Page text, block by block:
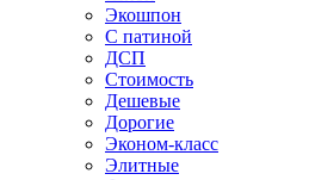
Экошпон
С патиной
ДСП
Стоимость
Дешевые
Дорогие
Эконом-класс
Элитные